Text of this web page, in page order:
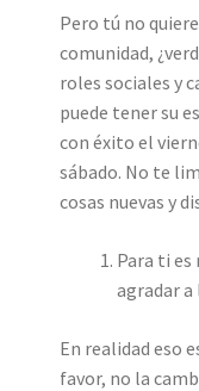
Pero tú no
comunidad,
roles sociales y
puede tener su
con éxito el
sábado. No te
cosas nuevas y
Para ti
agradar a
En realidad eso
favor, no la